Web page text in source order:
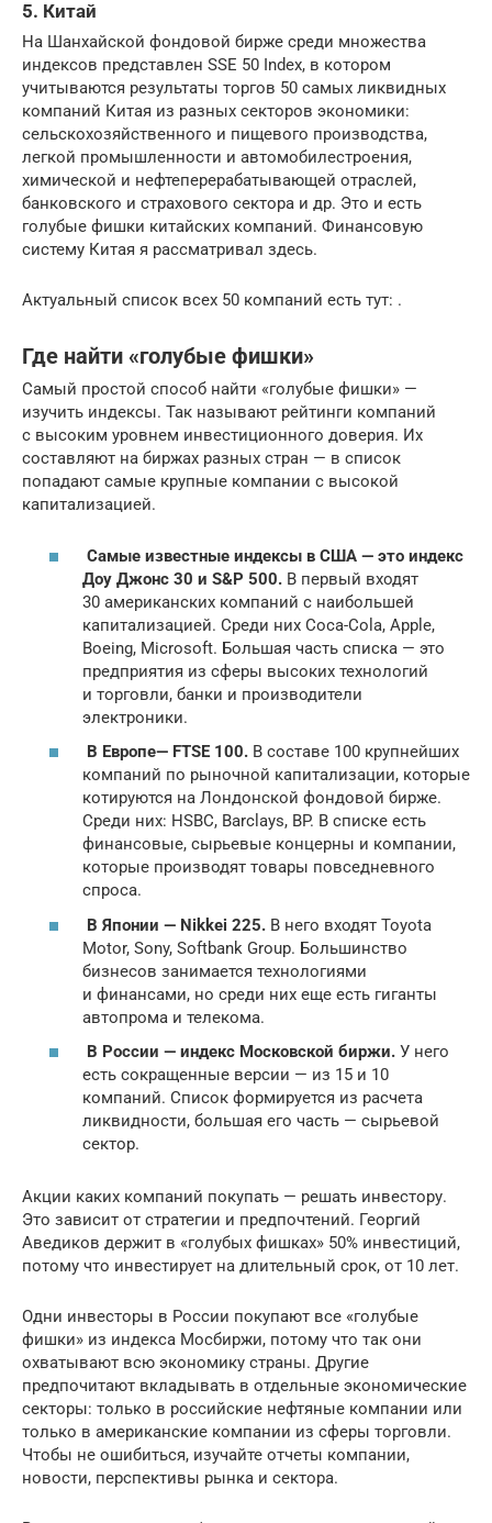
5. Китай
На Шанхайской фондовой бирже среди множества
индексов представлен SSE 50 Index, в котором
учитываются результаты торгов 50 самых ликвидных
компаний Китая из разных секторов экономики:
сельскохозяйственного и пищевого производства,
легкой промышленности и автомобилестроения,
химической и нефтеперерабатывающей отраслей,
банковского и страхового сектора и др. Это и есть
голубые фишки китайских компаний. Финансовую
систему Китая я рассматривал здесь.
Актуальный список всех 50 компаний есть тут: .
Где найти «голубые фишки»
Самый простой способ найти «голубые фишки» —
изучить индексы. Так называют рейтинги компаний
с высоким уровнем инвестиционного доверия. Их
составляют на биржах разных стран — в список
попадают самые крупные компании с высокой
капитализацией.
Самые известные индексы в США — это индекс
Доу Джонс 30 и S&P 500. В первый входят
30 американских компаний с наибольшей
капитализацией. Среди них Coca-Cola, Apple,
Boeing, Microsoft. Большая часть списка — это
предприятия из сферы высоких технологий
и торговли, банки и производители
электроники.
В Европе— FTSE 100. В составе 100 крупнейших
компаний по рыночной капитализации, которые
котируются на Лондонской фондовой бирже.
Среди них: HSBC, Barclays, BP. В списке есть
финансовые, сырьевые концерны и компании,
которые производят товары повседневного
спроса.
В Японии — Nikkei 225. В него входят Toyota
Motor, Sony, Softbank Group. Большинство
бизнесов занимается технологиями
и финансами, но среди них еще есть гиганты
автопрома и телекома.
В России — индекс Московской биржи. У него
есть сокращенные версии — из 15 и 10
компаний. Список формируется из расчета
ликвидности, большая его часть — сырьевой
сектор.
Акции каких компаний покупать — решать инвестору.
Это зависит от стратегии и предпочтений. Георгий
Аведиков держит в «голубых фишках» 50% инвестиций,
потому что инвестирует на длительный срок, от 10 лет.
Одни инвесторы в России покупают все «голубые
фишки» из индекса Мосбиржи, потому что так они
охватывают всю экономику страны. Другие
предпочитают вкладывать в отдельные экономические
секторы: только в российские нефтяные компании или
только в американские компании из сферы торговли.
Чтобы не ошибиться, изучайте отчеты компании,
новости, перспективы рынка и сектора.